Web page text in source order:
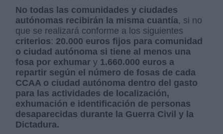
No todas las comunidades y ciudades
autónomas recibirán la misma cuantía, si no
que se realizará conforme a los siguientes
criterios: 20.000 euros fijos para comunidad
o ciudad autónoma si tiene al menos una
fosa por exhumar y 1.660.000 euros a
repartir según el número de fosas de cada
CCAA o ciudad autónoma dentro del gasto
para las actividades de localización,
exhumación e identificación de personas
desaparecidas durante la Guerra Civil y la
Dictadura.